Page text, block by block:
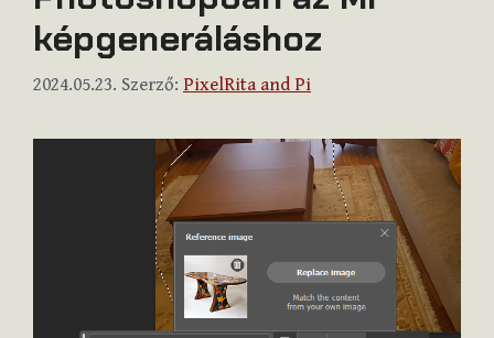
képgeneráláshoz
2024.05.23. Szerző: PixelRita and Pi